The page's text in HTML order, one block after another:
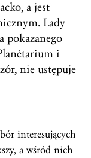
a jest
Lady
pokazanego
i
nie ustępuje
interesujących
a wśród nich